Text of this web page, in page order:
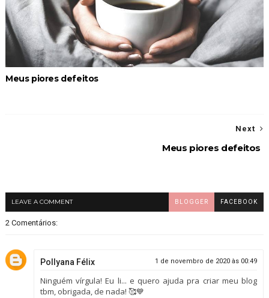
Meus piores defeitos
Next
Meus piores defeitos
LEAVE A COMMENT BLOGGER FACEBOOK
2 Comentários:
Pollyana Félix 1 de novembro de 2020 às 00:49
Ninguém vírgula! Eu li... e quero ajuda pra criar meu blog
tbm, obrigada, de nada! 🥰💙